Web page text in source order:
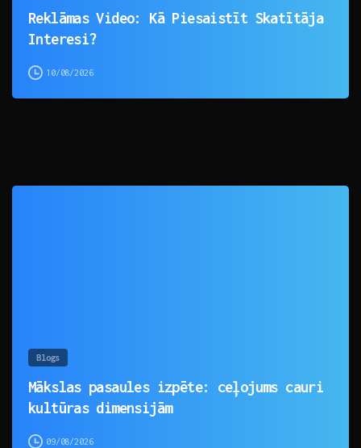
Reklāmas Video: Kā Piesaistīt Skatītāja
Interesi?
10/08/2026
Blogs
Mākslas pasaules izpēte: ceļojums cauri
kultūras dimensijām
09/08/2026